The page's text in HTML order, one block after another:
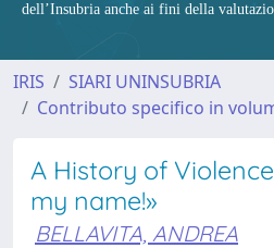
dell’Insubria anche ai fini della
IRIS
SIARI UNINSUBRIA
Contributo specifico in
A History of
my name!»
BELLAVITA, ANDREA